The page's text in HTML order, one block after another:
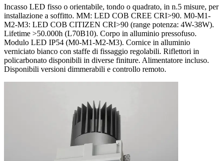
Incasso LED fisso o orientabile, tondo o quadrato, in n.5 misure, per
installazione a soffitto. MM: LED COB CREE CRI>90. M0-M1-
M2-M3: LED COB CITIZEN CRI>90 (range potenza: 4W-38W).
Lifetime >50.000h (L70B10). Corpo in alluminio pressofuso.
Modulo LED IP54 (M0-M1-M2-M3). Cornice in alluminio
verniciato bianco con staffe di fissaggio regolabili. Riflettori in
policarbonato disponibili in diverse finiture. Alimentatore incluso.
Disponibili versioni dimmerabili e controllo remoto.